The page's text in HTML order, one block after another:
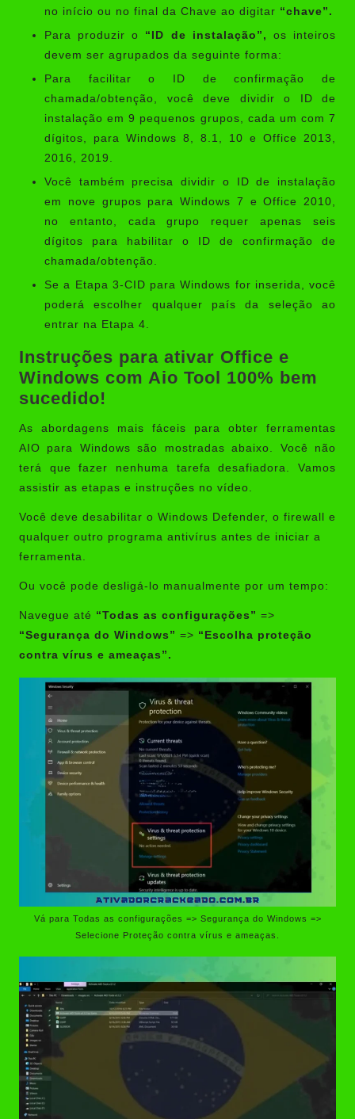
no início ou no final da Chave ao digitar “chave”.
Para produzir o “ID de instalação”,
os inteiros
devem ser agrupados da seguinte forma:
Para facilitar o ID de confirmação de
chamada/obtenção, você deve dividir o ID de
instalação em 9 pequenos grupos, cada um com 7
dígitos, para Windows 8, 8.1, 10 e Office 2013,
2016, 2019.
Você também precisa dividir o ID de instalação
em nove grupos para Windows 7 e Office 2010,
no entanto, cada grupo requer apenas seis
dígitos para habilitar o ID de confirmação de
chamada/obtenção.
Se a Etapa 3-CID para Windows for inserida, você
poderá escolher qualquer país da seleção ao
entrar na Etapa 4.
Instruções para ativar Office e
Windows com Aio Tool 100% bem
sucedido!
As abordagens mais fáceis para obter ferramentas
AIO para Windows são mostradas abaixo. Você não
terá que fazer nenhuma tarefa desafiadora. Vamos
assistir as etapas e instruções no vídeo.
Você deve desabilitar o Windows Defender, o firewall e
qualquer outro programa antivírus antes de iniciar a
ferramenta.
Ou você pode desligá-lo manualmente por um tempo:
Navegue até “Todas as configurações” =>
“Segurança do Windows” => “Escolha proteção
contra vírus e ameaças”.
Vá para Todas as configurações => Segurança do Windows =>
Selecione Proteção contra vírus e ameaças.